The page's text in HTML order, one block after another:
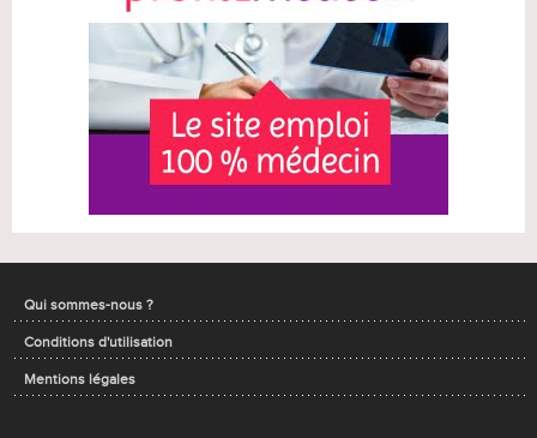
Qui sommes-nous ?
Conditions d'utilisation
Mentions légales